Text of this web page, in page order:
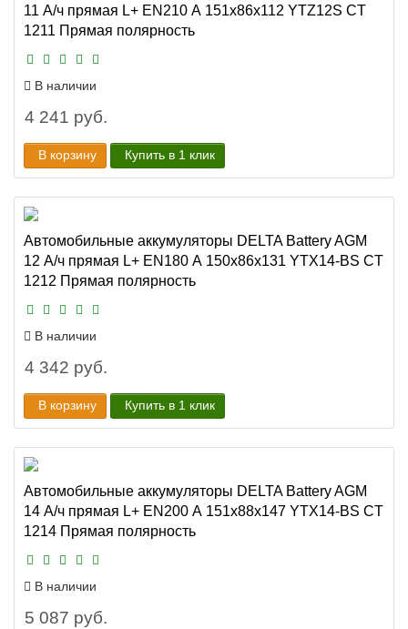
11 А/ч прямая L+ EN210 А 151x86x112 YTZ12S CT
1211 Прямая полярность
В наличии
4 241 руб.
В корзину Купить в 1 клик
Автомобильные аккумуляторы DELTA Battery AGM
12 А/ч прямая L+ EN180 А 150x86x131 YTX14-BS CT
1212 Прямая полярность
В наличии
4 342 руб.
В корзину Купить в 1 клик
Автомобильные аккумуляторы DELTA Battery AGM
14 А/ч прямая L+ EN200 А 151х88х147 YTX14-BS CT
1214 Прямая полярность
В наличии
5 087 руб.